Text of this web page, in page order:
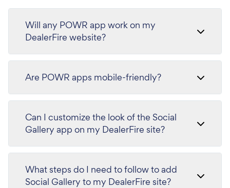
Will any POWR app work on my
DealerFire website?
Are POWR apps mobile-friendly?
Can I customize the look of the Social
Gallery app on my DealerFire site?
What steps do I need to follow to add
Social Gallery to my DealerFire site?